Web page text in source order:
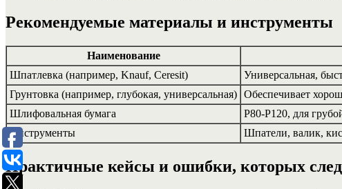
Рекомендуемые материалы и инструменты
Наименование
Шпатлевка (например, Knauf, Ceresit)
Универсальная,
Грунтовка (например, глубокая, универсальная) Обеспечивает
Шлифовальная бумага
P80-P120, для
Инструменты
Шпатели, валик,
Практичные кейсы и ошибки, которых